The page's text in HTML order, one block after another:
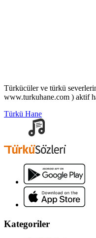
Türkücüler ve türkü
www.turkuhane.com ) aktif
Türkü Hane
Kategoriler